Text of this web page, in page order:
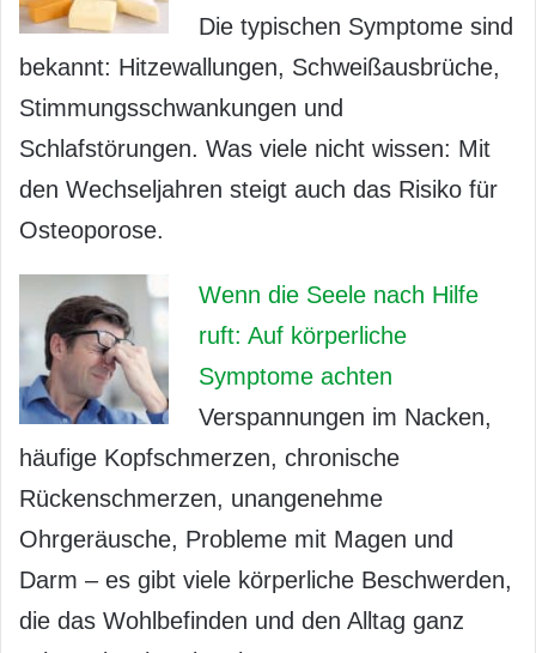
Die typischen Symptome sind
bekannt: Hitzewallungen, Schweißausbrüche,
Stimmungsschwankungen und
Schlafstörungen. Was viele nicht wissen: Mit
den Wechseljahren steigt auch das Risiko für
Osteoporose.
Wenn die Seele nach Hilfe
ruft: Auf körperliche
Symptome achten
Verspannungen im Nacken,
häufige Kopfschmerzen, chronische
Rückenschmerzen, unangenehme
Ohrgeräusche, Probleme mit Magen und
Darm – es gibt viele körperliche Beschwerden,
die das Wohlbefinden und den Alltag ganz